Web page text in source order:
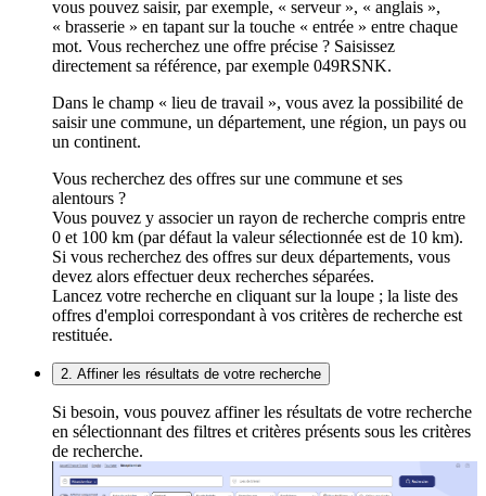
vous pouvez saisir, par exemple, « serveur », « anglais »,
« brasserie » en tapant sur la touche « entrée » entre chaque
mot. Vous recherchez une offre précise ? Saisissez
directement sa référence, par exemple 049RSNK.
Dans le champ « lieu de travail », vous avez la possibilité de
saisir une commune, un département, une région, un pays ou
un continent.
Vous recherchez des offres sur une commune et ses
alentours ?
Vous pouvez y associer un rayon de recherche compris entre
0 et 100 km (par défaut la valeur sélectionnée est de 10 km).
Si vous recherchez des offres sur deux départements, vous
devez alors effectuer deux recherches séparées.
Lancez votre recherche en cliquant sur la loupe ; la liste des
offres d'emploi correspondant à vos critères de recherche est
restituée.
2. Affiner les résultats de votre recherche
Si besoin, vous pouvez affiner les résultats de votre recherche
en sélectionnant des filtres et critères présents sous les critères
de recherche.